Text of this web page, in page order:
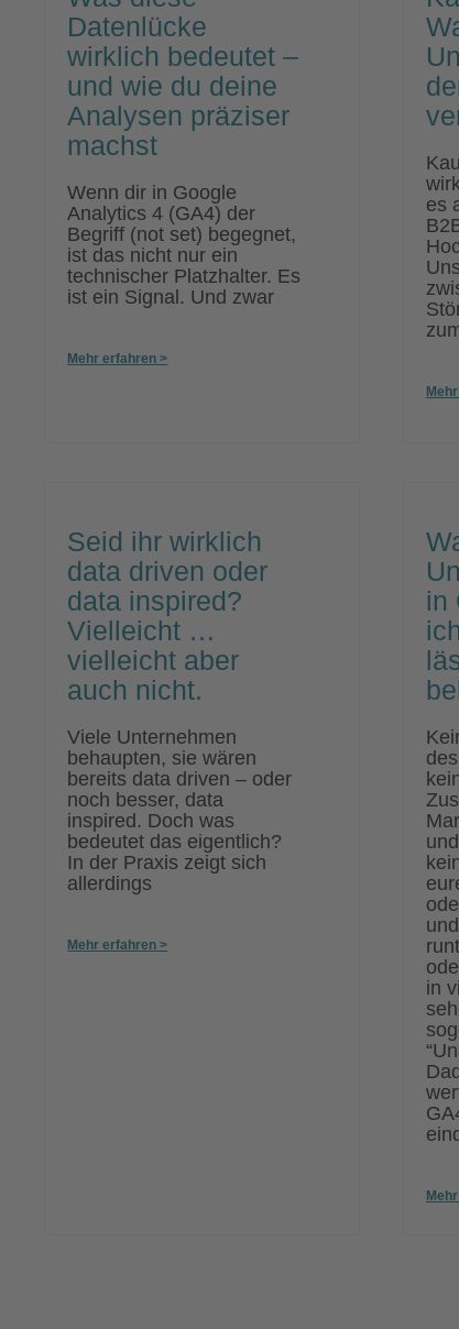
Datenlücke
wirklich bedeutet –
und wie du deine
Analysen präziser
machst
Wenn dir in Google
Analytics 4 (GA4) der
Begriff (not set) begegnet,
ist das nicht nur ein
technischer Platzhalter. Es
ist ein Signal. Und zwar
Mehr erfahren >
es
Seid ihr wirklich
data driven oder
data inspired?
Vielleicht …
vielleicht aber
auch nicht.
Viele Unternehmen
behaupten, sie wären
bereits data driven – oder
noch besser, data
inspired. Doch was
bedeutet das eigentlich?
In der Praxis zeigt sich
allerdings
Mehr erfahren >
in
in